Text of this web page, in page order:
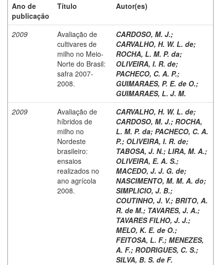
Ano de
publicação
Título Autor(es)
2009
Avaliação de
cultivares de
milho no Meio-
Norte do Brasil:
safra 2007-
2008.
CARDOSO, M. J.;
CARVALHO, H. W. L. de;
ROCHA, L. M. P. da;
OLIVEIRA, I. R. de;
PACHECO, C. A. P.;
GUIMARAES, P. E. de O.;
GUIMARAES, L. J. M.
2009
Avaliação de
híbridos de
milho no
Nordeste
brasileiro:
ensaios
realizados no
ano agrícola
2008.
CARVALHO, H. W. L. de;
CARDOSO, M. J.; ROCHA,
L. M. P. da; PACHECO, C. A.
P.; OLIVEIRA, I. R. de;
TABOSA, J. N.; LIRA, M. A.;
OLIVEIRA, E. A. S.;
MACEDO, J. J. G. de;
NASCIMENTO, M. M. A. do;
SIMPLICIO, J. B.;
COUTINHO, J. V.; BRITO, A.
R. de M.; TAVARES, J. A.;
TAVARES FILHO, J. J.;
MELO, K. E. de O.;
FEITOSA, L. F.; MENEZES,
A. F.; RODRIGUES, C. S.;
SILVA, B. S. de F.